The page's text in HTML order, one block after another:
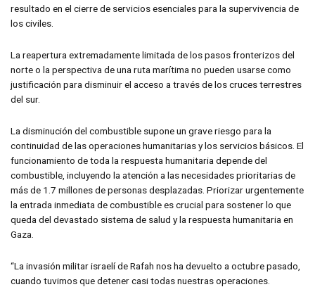
resultado en el cierre de servicios esenciales para la supervivencia de
los civiles.
La reapertura extremadamente limitada de los pasos fronterizos del
norte o la perspectiva de una ruta marítima no pueden usarse como
justificación para disminuir el acceso a través de los cruces terrestres
del sur.
La disminución del combustible supone un grave riesgo para la
continuidad de las operaciones humanitarias y los servicios básicos. El
funcionamiento de toda la respuesta humanitaria depende del
combustible, incluyendo la atención a las necesidades prioritarias de
más de 1.7 millones de personas desplazadas. Priorizar urgentemente
la entrada inmediata de combustible es crucial para sostener lo que
queda del devastado sistema de salud y la respuesta humanitaria en
Gaza.
“La invasión militar israelí de Rafah nos ha devuelto a octubre pasado,
cuando tuvimos que detener casi todas nuestras operaciones.